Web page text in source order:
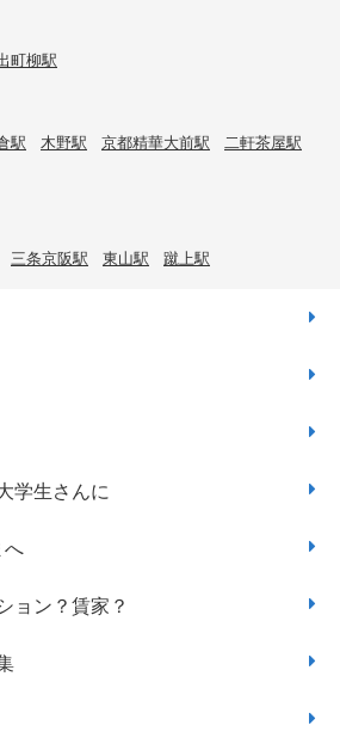
町柳駅
駅 木野駅 京都精華大前駅
二軒茶屋駅
三条京阪駅 東山駅 蹴上駅
学生さんに
へ
ョン？賃家？